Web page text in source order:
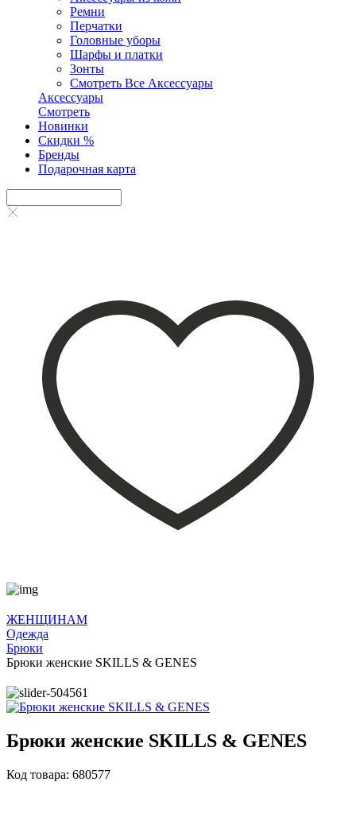
Ремни
Перчатки
Головные уборы
Шарфы и платки
Зонты
Смотреть Все Аксессуары
Аксессуары
Смотреть
Новинки
Скидки %
Бренды
Подарочная карта
ЖЕНЩИНАМ
Одежда
Брюки
Брюки женские SKILLS & GENES
Брюки женские SKILLS & GENES
Код товара: 680577